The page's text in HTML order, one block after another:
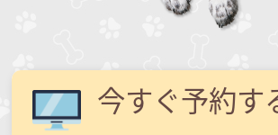
今すぐ予約す